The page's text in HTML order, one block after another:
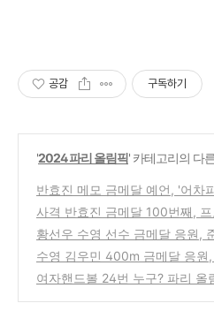
공감 구독하기
'2024 파리 올림픽' 카테고리의 다
반효진 메모 금메달 예언, '어차
은' (+ 반효진 기록)
(0)
사격 반효진 금메달 100번째, 프
향, 키, 나이, 소속)
(0)
황선우 수영 선수 금메달 응원,
리올림픽 (200m, 100m)
(0)
수영 김우민 400m 금메달 응원,
일정 결승 (200m, 800m)
(0)
여자핸드볼 24번 누구? 파리 올